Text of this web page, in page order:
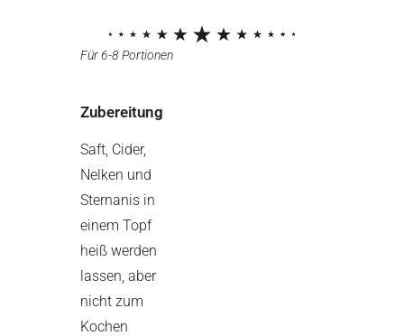
Für 6-8 Portionen
Zubereitung
Saft, Cider,
Nelken und
Sternanis in
einem Topf
heiß werden
lassen, aber
nicht zum
Kochen